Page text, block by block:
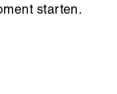
starten.